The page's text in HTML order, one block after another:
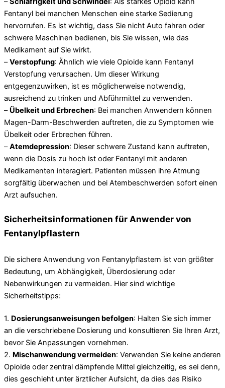
Fentanyl bei manchen Menschen eine starke Sedierung
hervorrufen. Es ist wichtig, dass Sie nicht Auto fahren oder
schwere Maschinen bedienen, bis Sie wissen, wie das
Medikament auf Sie wirkt.
–Verstopfung: Ähnlich wie viele Opioide kann Fentanyl
Verstopfung verursachen. Um dieser Wirkung
entgegenzuwirken, ist es möglicherweise notwendig,
ausreichend zu trinken und Abführmittel zu verwenden.
– Übelkeit und Erbrechen: Bei manchen Anwendern können
Magen-Darm-Beschwerden auftreten, die zu Symptomen wie
Übelkeit oder Erbrechen führen.
–Atemdepression: Dieser schwere Zustand kann auftreten,
wenn die Dosis zu hoch ist oder Fentanyl mit anderen
Medikamenten interagiert. Patienten müssen ihre Atmung
sorgfältig überwachen und bei Atembeschwerden sofort einen
Arzt aufsuchen.
Sicherheitsinformationen für Anwender von
Fentanylpflastern
Die sichere Anwendung von Fentanylpflastern ist von größter
Bedeutung, um Abhängigkeit, Überdosierung oder
Nebenwirkungen zu vermeiden. Hier sind wichtige
Sicherheitstipps:
1. Dosierungsanweisungen befolgen: Halten Sie sich immer
an die verschriebene Dosierung und konsultieren Sie Ihren Arzt,
bevor Sie Anpassungen vornehmen.
2. Mischanwendung vermeiden: Verwenden Sie keine anderen
Opioide oder zentral dämpfende Mittel gleichzeitig, es sei denn,
dies geschieht unter ärztlicher Aufsicht, da dies das Risiko